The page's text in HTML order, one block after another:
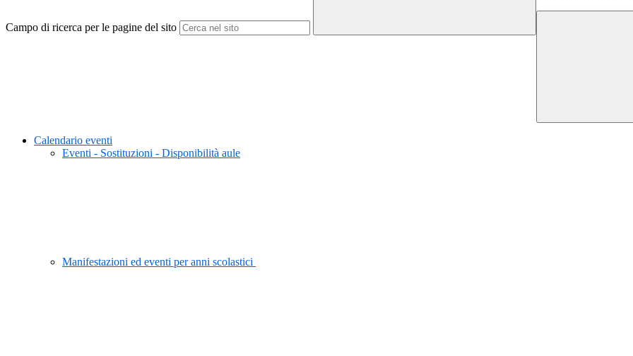
Campo di ricerca per le pagine del sito
Calendario eventi
Eventi - Sostituzioni - Disponibilità aule
Manifestazioni ed eventi per anni scolastici